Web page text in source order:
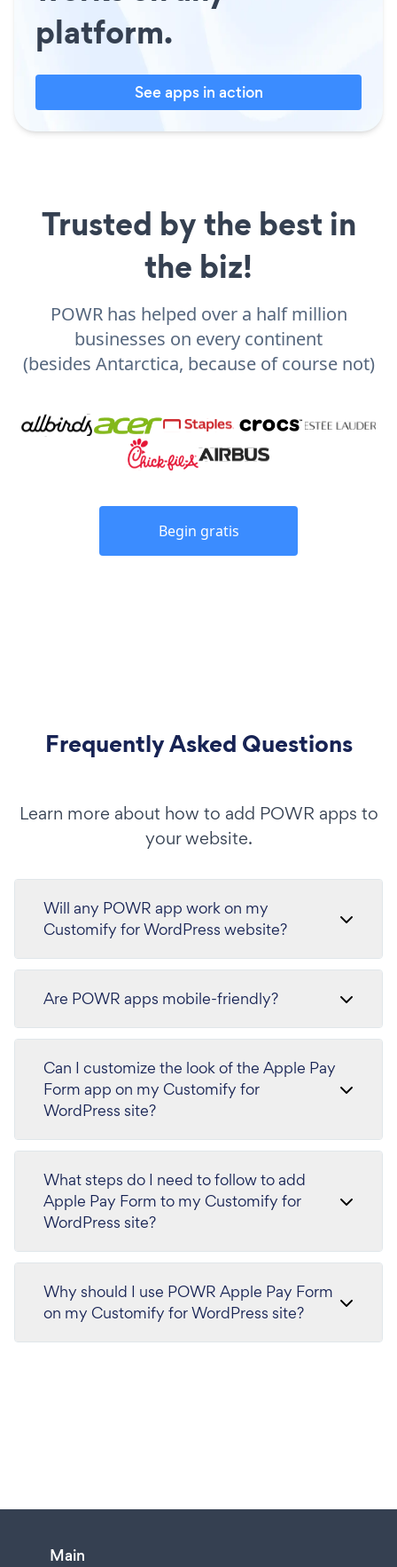
platform.
See apps in action
Trusted by the best in
the biz!
POWR has helped over a half million
businesses on every continent
(besides Antarctica, because of course not)
Begin gratis
Frequently Asked Questions
Learn more about how to add POWR apps to
your website.
Will any POWR app work on my
Customify for WordPress website?
Are POWR apps mobile-friendly?
Can I customize the look of the Apple Pay
Form app on my Customify for
WordPress site?
What steps do I need to follow to add
Apple Pay Form to my Customify for
WordPress site?
Why should I use POWR Apple Pay Form
on my Customify for WordPress site?
Main